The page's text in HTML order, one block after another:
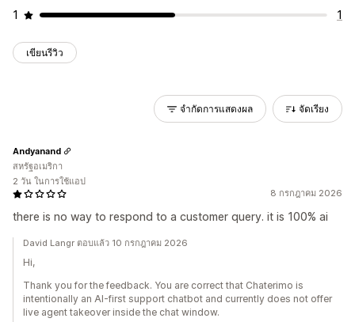
1
1
เขียนรีวิว
จำกัดการแสดงผล จัดเรียง
8 กรกฎาคม 2026
there is no way to respond to a customer query. it is 100% ai
Andyanand
สหรัฐอเมริกา
2 วัน ในการใช้แอป
David Langr ตอบแล้ว 10 กรกฎาคม 2026
Hi,
Thank you for the feedback. You are correct that Chaterimo is
intentionally an AI-first support chatbot and currently does not offer
live agent takeover inside the chat window.